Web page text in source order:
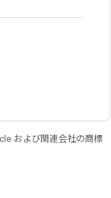
および関連会社の商標